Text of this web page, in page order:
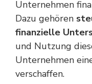
Unternehmen
Dazu gehören
finanzielle
und Nutzung
Unternehmen
verschaffen.